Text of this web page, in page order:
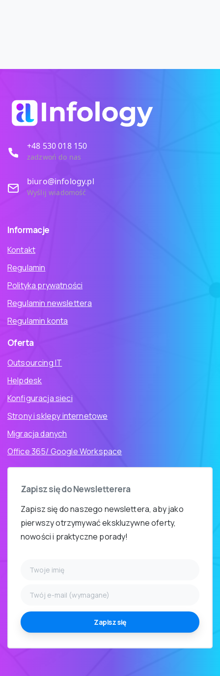
+48 530 018 150
zadzwoń do nas
biuro@infology.pl
Wyślij wiadomość
Informacje
Kontakt
Regulamin
Polityka prywatności
Regulamin newslettera
Regulamin konta
Oferta
Outsourcing IT
Helpdesk
Konfiguracja sieci
Strony i sklepy internetowe
Migracja danych
Office 365/ Google Workspace
ZapiszsiędoNewsletterera
Zapisz się do naszego newslettera, aby jako
pierwszy otrzymywać ekskluzywne oferty,
nowości i praktyczne porady!